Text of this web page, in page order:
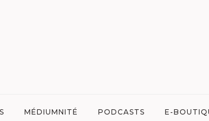
MÉDIUMNITÉ PODCASTS E-